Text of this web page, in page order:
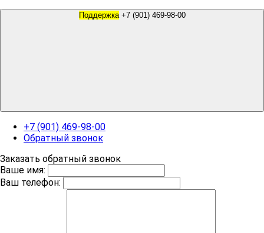
Поддержка +7 (901) 469-98-00
+7 (901) 469-98-00
Обратный звонок
Заказать обратный звонок
Ваше имя:
Ваш телефон: